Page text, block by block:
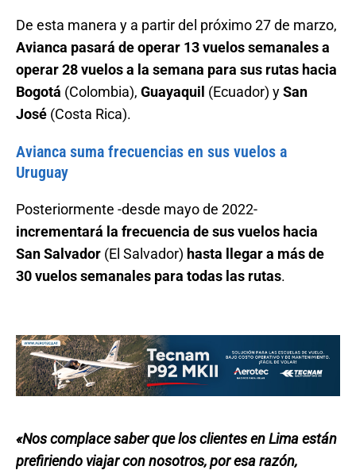
De esta manera y a partir del próximo 27 de marzo,
Avianca pasará de operar 13 vuelos semanales a
operar 28 vuelos a la semana para sus rutas hacia
Bogotá (Colombia), Guayaquil (Ecuador) ySan
José (Costa Rica).
Avianca suma frecuencias en sus vuelos a
Uruguay
Posteriormente -desde mayo de 2022-
incrementará la frecuencia de sus vuelos hacia
San Salvador (El Salvador) hasta llegar a más de
30 vuelos semanales para todas las rutas.
«Nos complace saber que los clientes en Lima están
prefiriendo viajar con nosotros, por esa razón,